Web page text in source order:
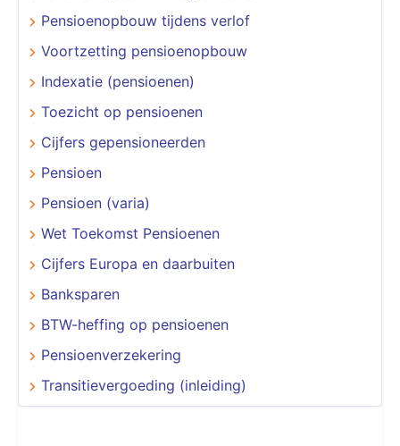
Pensioenopbouw tijdens verlof
Voortzetting pensioenopbouw
Indexatie (pensioenen)
Toezicht op pensioenen
Cijfers gepensioneerden
Pensioen
Pensioen (varia)
Wet Toekomst Pensioenen
Cijfers Europa en daarbuiten
Banksparen
BTW-heffing op pensioenen
Pensioenverzekering
Transitievergoeding (inleiding)